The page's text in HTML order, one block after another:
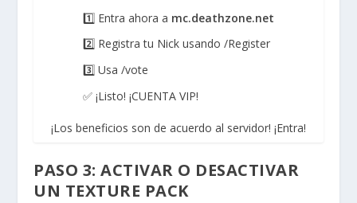
1️⃣ Entra ahora a mc.deathzone.net
2️⃣ Registra tu Nick usando /Register
3️⃣ Usa /vote
✅ ¡Listo! ¡CUENTA VIP!
¡Los beneficios son de acuerdo al servidor! ¡Entra!
PASO 3: ACTIVAR O DESACTIVAR
UN TEXTURE PACK